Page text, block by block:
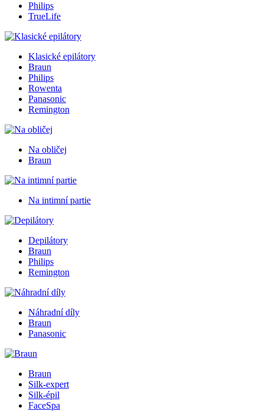
Philips
TrueLife
Klasické epilátory
Braun
Philips
Rowenta
Panasonic
Remington
Na obličej
Braun
Na intimní partie
Depilátory
Braun
Philips
Remington
Náhradní díly
Braun
Panasonic
Braun
Silk-expert
Silk-épil
FaceSpa